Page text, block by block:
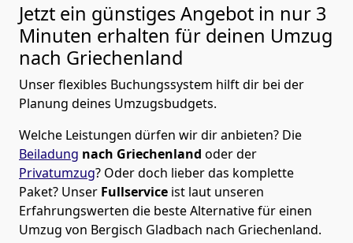
Jetzt ein günstiges Angebot in nur 3
Minuten erhalten für deinen Umzug
nach Griechenland
Unser flexibles Buchungssystem hilft dir bei der
Planung deines Umzugsbudgets.
Welche Leistungen dürfen wir dir anbieten? Die
Beiladung nach Griechenland oder der
Privatumzug? Oder doch lieber das komplette
Paket? Unser Fullservice ist laut unseren
Erfahrungswerten die beste Alternative für einen
Umzug von Bergisch Gladbach nach Griechenland.